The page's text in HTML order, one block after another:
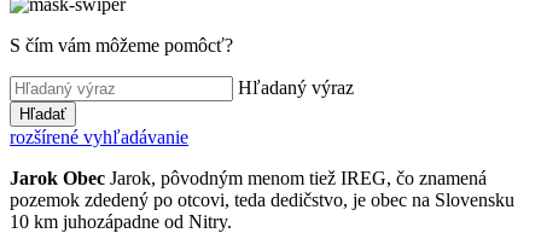
S čím vám môžeme pomôcť?
Hľadaný výraz
Hľadať
rozšírené vyhľadávanie
Jarok Obec Jarok, pôvodným menom tiež IREG, čo znamená
pozemok zdedený po otcovi, teda dedičstvo, je obec na Slovensku
10 km juhozápadne od Nitry.